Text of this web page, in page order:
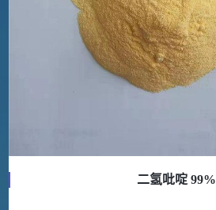
二氢吡啶 99%